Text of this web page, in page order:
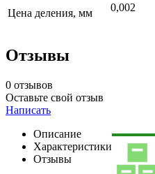
Цена деления, мм 0,002
Отзывы
0 отзывов
Оставьте свой отзыв
Написать
Описание
Характеристики
Отзывы